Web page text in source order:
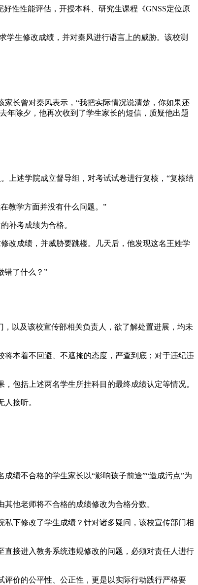
性性能评估，开授本科、研究生课程《GNSS定位原
学生修改成绩，并对秦风进行语言上的威胁。该校测
长曾对秦风表示，“我把实际情况说清楚，你如果还
年除夕，他再次收到了学生家长的短信，质疑他出题
上述学院成立督导组，对考试试卷进行复核，“复核结
教学方面并没有什么问题。”
补考成绩为合格。
改成绩，并威胁要跳楼。几天后，他发现这名王姓学
错了什么？”
以及该校宣传部相关负责人，欲了解处置进展，均未
本着不回避、不遮掩的态度，严查到底；对于违纪违
包括上述两名学生所挂科目的最终成绩认定等情况。
接听。
绩不合格的学生家长以“影响孩子前途”“造成污点”为
他老师将不合格的成绩修改为合格分数。
下修改了学生成绩？针对诸多疑问，该校宣传部门相
接进入教务系统违规修改的问题，必须对责任人进行
价的公平性、公正性，更是以实际行动践行严格要